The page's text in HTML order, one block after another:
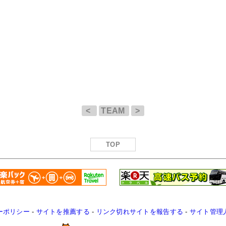
< TEAM >
TOP
ポリシー - サイトを推薦する - リンク切れサイトを報告する - サイト管理